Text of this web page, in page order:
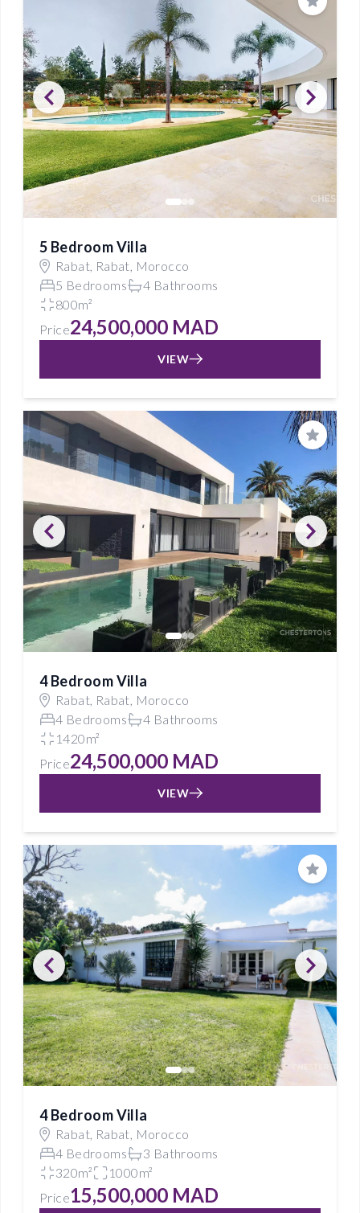
Save
5 Bedroom Villa
Rabat, Rabat, Morocco
5 Bedrooms
4 Bathrooms
800m²
Price24,500,000 MAD
VIEW
Save
4 Bedroom Villa
Rabat, Rabat, Morocco
4 Bedrooms
4 Bathrooms
1420m²
Price24,500,000 MAD
VIEW
Save
4 Bedroom Villa
Rabat, Rabat, Morocco
4 Bedrooms
3 Bathrooms
320m²
1000m²
Price15,500,000 MAD